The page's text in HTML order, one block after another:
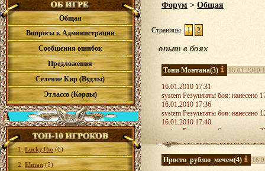
Общая
Вопросы к Администрации
Сообщения ошибок
Предложения
Селение Кир (Вудлы)
Этлассо (Корды)
1. LuckyJho (6)
2. Elman(5)
Форум > Общая
Страницы 1 2
опыт в боях
Тони Монтана(3) 16.01.2010
16.01.2010 17:31
system Результаты боя: нанесено
16.01.2010 17:36
system Результаты боя: нанесено
16.01.2010 17:40
system Результаты боя:
16.01.2010 17:45
system Результаты боя:
собственно вопрос,если моб
Просто_рублю_мечем(4)